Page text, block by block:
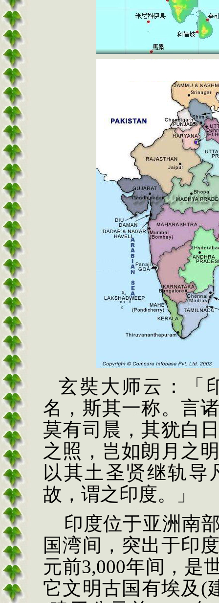
玄奘大师云：「
名，斯其一称。 言
莫有司晨，其犹白
之照，岂如朗月之
以其土圣贤继轨导
故 ， 谓之印度。」
印度位于亚洲南
国湾间，突出于印
元前3,000年间，是
它文明古国有埃及 (